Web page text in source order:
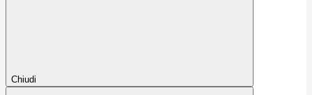
Chiudi